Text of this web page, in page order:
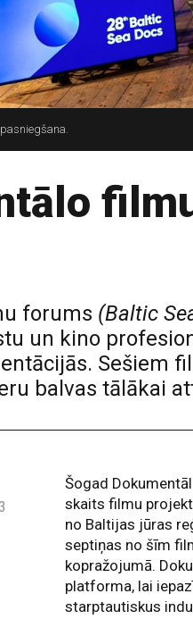
forums (Baltic
un kino
Sešiem
balvas tālākai
Šogad
skaits filmu
no Baltijas jūras
septiņas no šīm
kopražojumā.
platforma, lai
starptautiskus